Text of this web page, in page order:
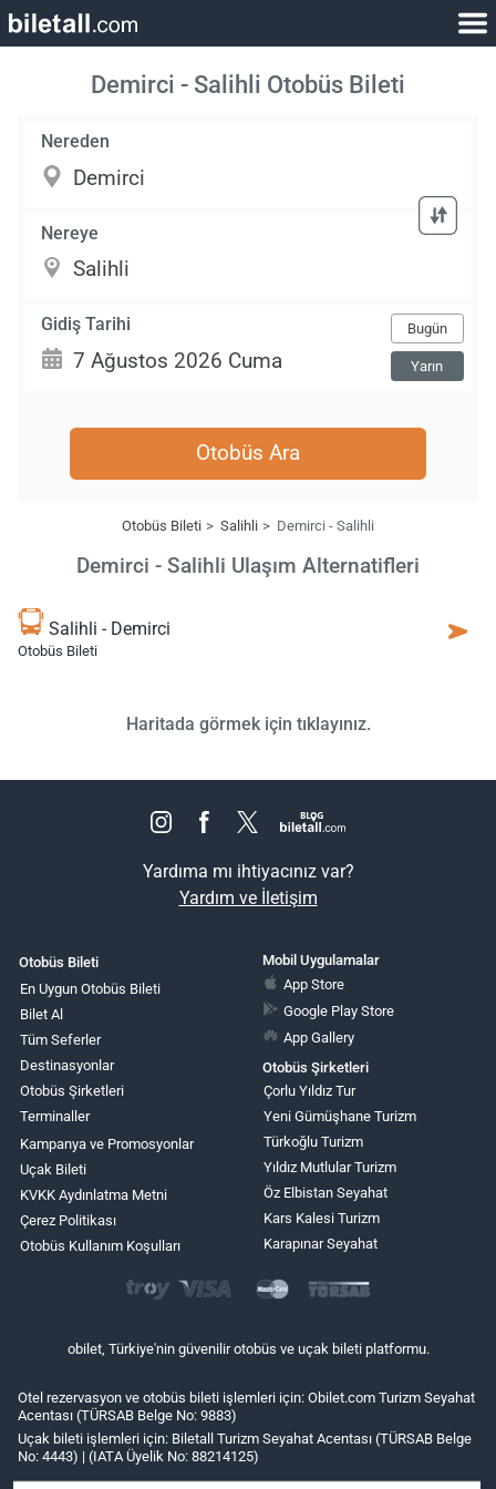
Demirci - Salihli Otobüs Bileti
Nereden
Nereye
Gidiş Tarihi Bugün
Yarın
Otobüs Ara
Otobüs Bileti Salihli Demirci - Salihli
Demirci - Salihli Ulaşım Alternatifleri
Salihli - Demirci
Otobüs Bileti
Haritada görmek için tıklayınız.
Yardıma mı ihtiyacınız var?
Yardım ve İletişim
Otobüs Bileti
En Uygun Otobüs Bileti
Bilet Al
Tüm Seferler
Destinasyonlar
Otobüs Şirketleri
Terminaller
Kampanya ve Promosyonlar
Uçak Bileti
KVKK Aydınlatma Metni
Çerez Politikası
Otobüs Kullanım Koşulları
Mobil Uygulamalar
App Store
Google Play Store
App Gallery
Otobüs Şirketleri
Çorlu Yıldız Tur
Yeni Gümüşhane Turizm
Türkoğlu Turizm
Yıldız Mutlular Turizm
Öz Elbistan Seyahat
Kars Kalesi Turizm
Karapınar Seyahat
obilet, Türkiye'nin güvenilir otobüs ve uçak bileti platformu.
Otel rezervasyon ve otobüs bileti işlemleri için: Obilet.com Turizm Seyahat
Acentası (TÜRSAB Belge No: 9883)
Uçak bileti işlemleri için: Biletall Turizm Seyahat Acentası (TÜRSAB Belge
No: 4443) | (IATA Üyelik No: 88214125)